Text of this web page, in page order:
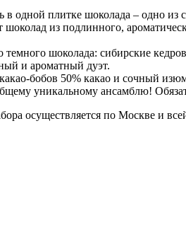
одной плитке шоколада – одно из
из подлинного,
шоколада: сибирские
и ароматный дуэт.
бобов 50% какао и сочный
уникальному ансамблю!
осуществляется по Москве и